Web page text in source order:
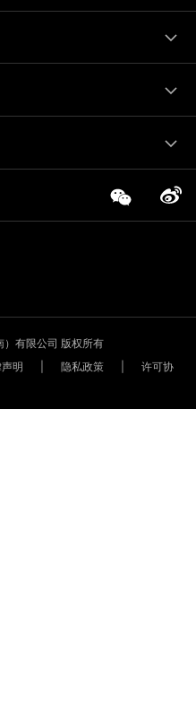
有限公司 版权所有
明 隐私政策
许可协